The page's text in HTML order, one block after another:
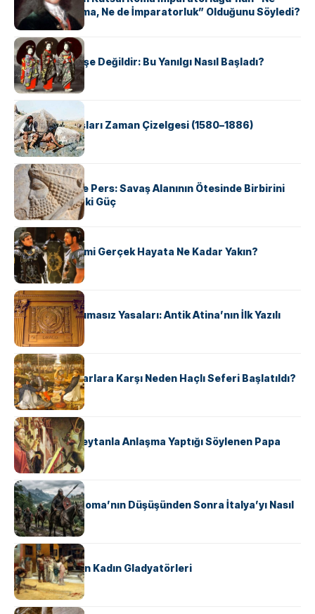
Kutsal, Ne Roma, Ne de İmparatorluk” Olduğunu Söyledi?
KÜLTÜR
Geyşalar Fahişe Değildir: Bu Yanılgı Nasıl Başladı?
KÜLTÜR
Apache Savaşları Zaman Çizelgesi (1580–1886)
KÜLTÜR
Antik Yunan ve Pers: Savaş Alanının Ötesinde Birbirini
Şekillendiren İki Güç
KÜLTÜR
‘Gladiator’ Filmi Gerçek Hayata Ne Kadar Yakın?
KÜLTÜR
Draco’nun Acımasız Yasaları: Antik Atina’nın İlk Yazılı
Hukuk Kodu
KÜLTÜR
Avrupalı ​​Katharlara Karşı Neden Haçlı Seferi Başlatıldı?
KÜLTÜR
II. Silvester: Şeytanla Anlaşma Yaptığı Söylenen Papa
KÜLTÜR
Ostrogotlar Roma’nın Düşüşünden Sonra İtalya’yı Nasıl
Ele Geçirdi?
KÜLTÜR
Antik Roma’nın Kadın Gladyatörleri